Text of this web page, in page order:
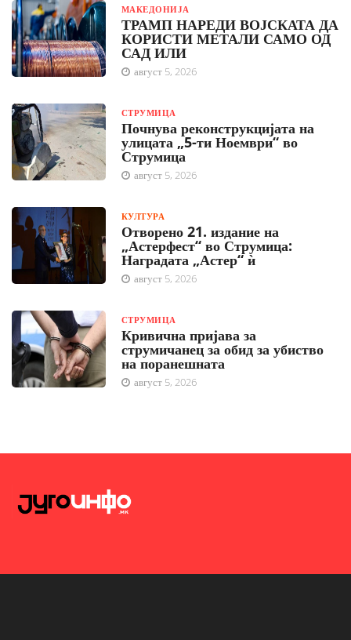
МАКЕДОНИЈА
ТРАМП НАРЕДИ ВОЈСКАТА ДА
КОРИСТИ МЕТАЛИ САМО ОД
САД ИЛИ
август 5, 2026
СТРУМИЦА
Почнува реконструкцијата на
улицата „5-ти Ноември“ во
Струмица
август 5, 2026
КУЛТУРА
Отворено 21. издание на
„Астерфест“ во Струмица:
Наградата „Астер“ ѝ
август 5, 2026
СТРУМИЦА
Кривична пријава за
струмичанец за обид за убиство
на поранешната
август 5, 2026